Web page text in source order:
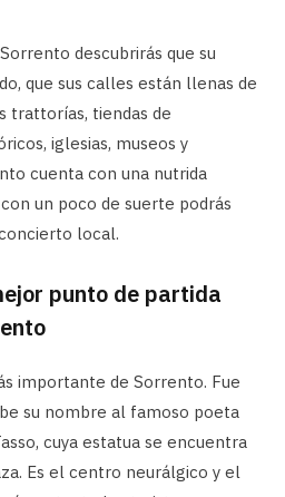
descubrirás que su
que sus calles están llenas de
trattorías, tiendas de
iglesias, museos y
cuenta con una nutrida
un poco de suerte podrás
local.
punto de partida
importante de Sorrento. Fue
su nombre al famoso poeta
cuya estatua se encuentra
Es el centro neurálgico y el